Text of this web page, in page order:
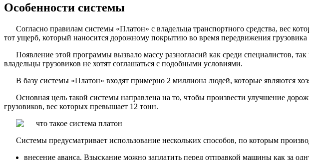
Особенности системы
Согласно правилам системы «Платон» с владельца транспортного средства, вес
тот ущерб, который наносится дорожному покрытию во время передвижения грузовика
Появление этой программы вызвало массу разногласий как среди специалистов,
владельцы грузовиков не хотят соглашаться с подобными условиями.
В базу системы «Платон» входят примерно 2 миллиона людей, которые являются
Основная цель такой системы направлена на то, чтобы произвести улучшение
грузовиков, вес которых превышает 12 тонн.
Системы предусматривает использование нескольких способов, по которым
внесение аванса. Взыскание можно заплатить перед отправкой машины как за